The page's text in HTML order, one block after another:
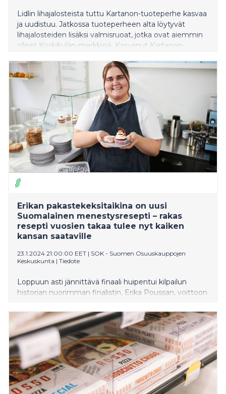
Lidlin lihajalosteista tuttu Kartanon-tuoteperhe kasvaa
ja uudistuu. Jatkossa tuoteperheen alta löytyvät
lihajalosteiden lisäksi valmisruoat, jotka ovat aiemmin
olleet Koskikylän-merkkisiä. Kasvanut Kartanon-
ilmeen. Maalaismaisemahenkisistä, vihreistä
pakkauksista tunnistettavan tuoteperheen tuotteet
on kaikki valmistettu Suomessa.
Erikan pakastekeksitaikina on uusi
Suomalainen menestysresepti – rakas
resepti vuosien takaa tulee nyt kaiken
kansan saataville
23.1.2024 21:00:00 EET | SOK - Suomen Osuuskauppojen
Keskuskunta | Tiedote
Loppuun asti jännittävä finaali huipentui kilpailun
historian nuorimman finalistin, Erika Poussan, voittoon
voittaja on ensimmäistä kertaa makea tuote.
Pakasteesta löytyviä Bakerikan keksitaikinamakuja
Salted Chocolate Chip ja Peanut Butter Chocolate
Chip pääsee kokeilemaan heti keskiviikkona 24.1., kun
tuotteita saa S-ryhmän ruokakaupoista kautta maan.